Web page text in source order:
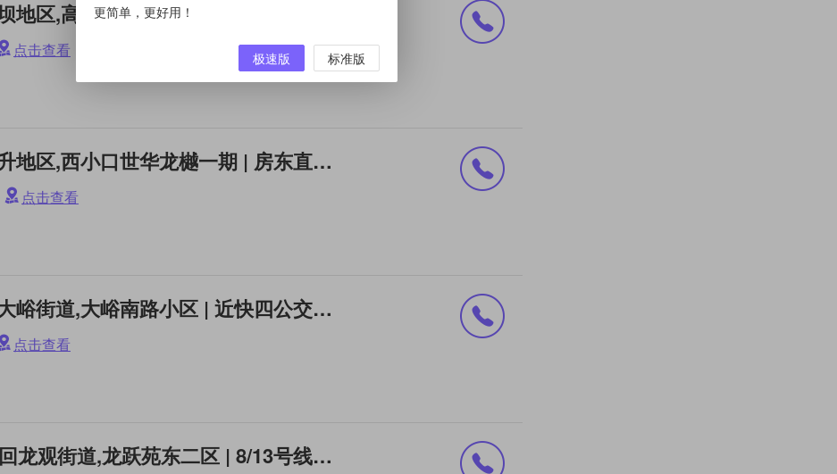
点击查看
整租1居 | 海淀,东升地区,西小口世华龙樾一期 | 房东直租，西小口地铁
点击查看
整租2居 | 门头沟,大峪街道,大峪南路小区 | 近快四公交全明户型阳光充
点击查看
单间(合租) | 昌平,回龙观街道,龙跃苑东二区 | 8/13号线双地铁南向带
更简单，更好用！
极速版 标准版